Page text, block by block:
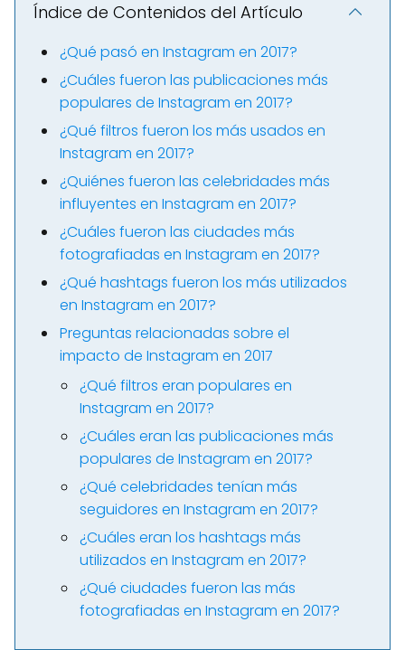
Índice de Contenidos del Artículo
¿Qué pasó en Instagram en 2017?
¿Cuáles fueron las publicaciones más
populares de Instagram en 2017?
¿Qué filtros fueron los más usados en
Instagram en 2017?
¿Quiénes fueron las celebridades más
influyentes en Instagram en 2017?
¿Cuáles fueron las ciudades más
fotografiadas en Instagram en 2017?
¿Qué hashtags fueron los más utilizados
en Instagram en 2017?
Preguntas relacionadas sobre el
impacto de Instagram en 2017
¿Qué filtros eran populares en
Instagram en 2017?
¿Cuáles eran las publicaciones más
populares de Instagram en 2017?
¿Qué celebridades tenían más
seguidores en Instagram en 2017?
¿Cuáles eran los hashtags más
utilizados en Instagram en 2017?
¿Qué ciudades fueron las más
fotografiadas en Instagram en 2017?